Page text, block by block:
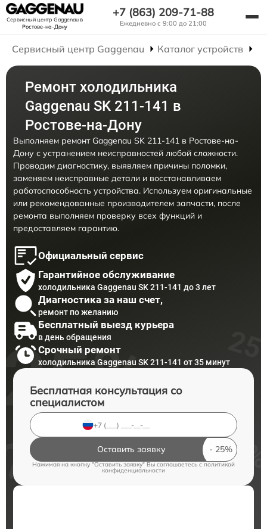
Сервисный центр Gaggenauв
Ростове-на-Дону
+7 (863) 209-71-88
Ежедневно с 9:00 до 21:00
Сервисный центр Gaggenau Каталог устройств
Ремонт холодильника
Gaggenau SK 211-141 в
Ростове-на-Дону
Выполняем ремонт Gaggenau SK 211-141 в Ростове-на-
Дону с устранением неисправностей любой сложности.
Проводим диагностику, выявляем причины поломки,
заменяем неисправные детали и восстанавливаем
работоспособность устройства. Используем оригинальные
или рекомендованные производителем запчасти, после
ремонта выполняем проверку всех функций и
предоставляем гарантию.
Официальный сервис
Гарантийное обслуживание
холодильника Gaggenau SK 211-141 до 3 лет
Диагностика за наш счет,
ремонт по желанию
Бесплатный выезд курьера
в день обращения
Срочный ремонт
холодильника Gaggenau SK 211-141 от 35 минут
Бесплатная консультация со
специалистом
Оставить заявку
Нажимая на кнопку "Оставить заявку" Вы соглашаетесь c политикой
конфиденциальности